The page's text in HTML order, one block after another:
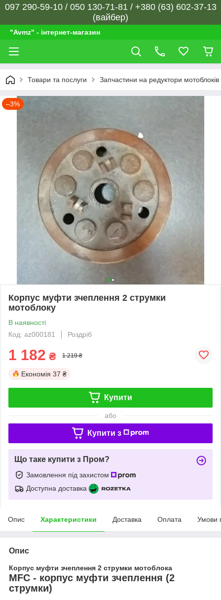
097 290-59-10 / 050 130-71-81 / +380 (63) 602-37-13
(вайбер)
"Avmz" - інтернет-магазин
Товари та послуги Запчастини на редуктори мотоблоків
–3%
Корпус муфти зчеплення 2 струмки
мотоблоку
В наявності
Код: az000181
Роздріб
1 182 ₴ 1 219 ₴
Економія 37 ₴
Купити
або
Купити з
Що таке купити з Пром?
Замовлення під захистом
Доступна доставка
Опис Характеристики Доставка Оплата Умови
Опис
Корпус муфти зчеплення 2 струмки мотоблока
MFC - корпус муфти зчеплення (2
струмки)